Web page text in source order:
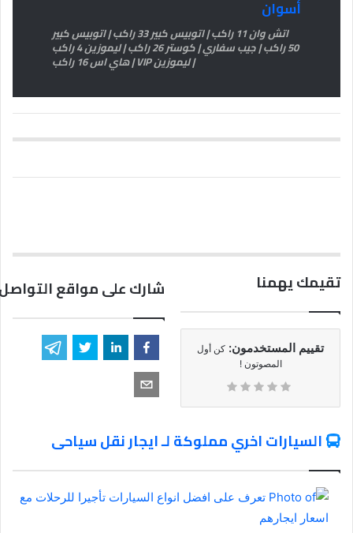
أسوان
اتش وان 11 راكب | اتوبيس كبير 33 راكب | اتوبيس كبير
50 راكب | جيب سفاري | كوستر 26 راكب | ليموزين 4 راكب
| ليموزين VIP | هاي اس 16 راكب
تقيمك يهمنا
تقييم المستخدمون: كن أول
المصوتون !
شارك على مواقع
السيارات اخري مملوكة لـ ايجار نقل سياحى